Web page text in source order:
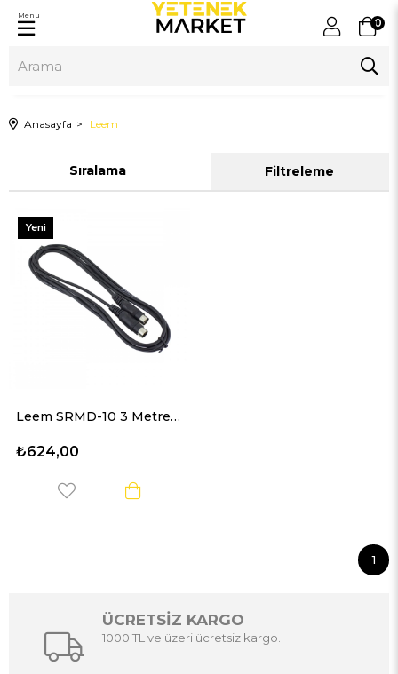
0
Menu
Anasayfa Leem
Filtreleme
Sıralama
Leem SRMD-10 3 Metre MIDI Kablo
₺624,00
Yeni
Ürün
1
ÜCRETSİZ KARGO
1000 TL ve üzeri ücretsiz kargo.